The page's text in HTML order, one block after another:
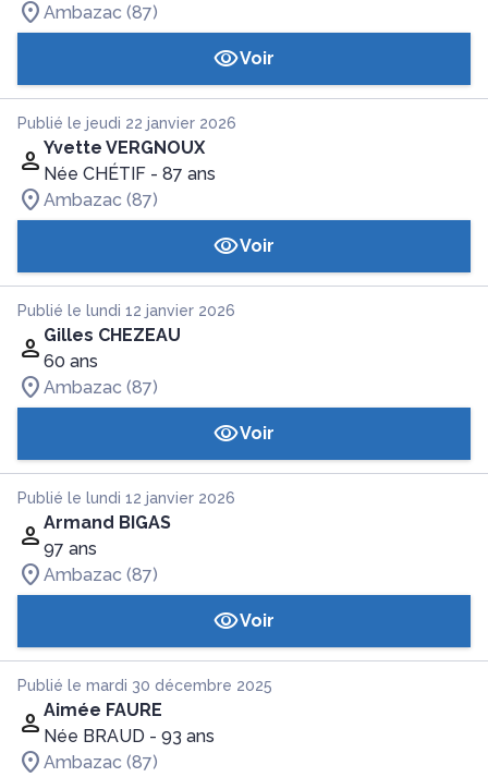
Ambazac (87)
Voir
Publié le jeudi 22 janvier 2026
Yvette VERGNOUX
Née CHÉTIF - 87 ans
Ambazac (87)
Voir
Publié le lundi 12 janvier 2026
Gilles CHEZEAU
60 ans
Ambazac (87)
Voir
Publié le lundi 12 janvier 2026
Armand BIGAS
97 ans
Ambazac (87)
Voir
Publié le mardi 30 décembre 2025
Aimée FAURE
Née BRAUD - 93 ans
Ambazac (87)